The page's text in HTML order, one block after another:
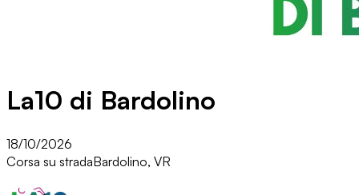
La10 di Bardolino
18/10/2026
Corsa su stradaBardolino, VR